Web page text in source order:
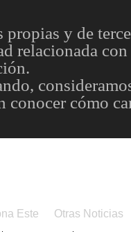
y de
relacionada
conocer cómo
Este Otras Noticias